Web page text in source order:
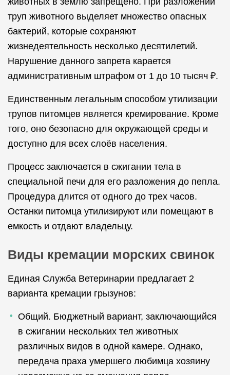
труп животного выделяет множество опасных
бактерий, которые сохраняют
жизнедеятельность несколько десятилетий.
Нарушение данного запрета карается
административным штрафом от 1 до 10 тысяч ₽.
Единственным легальным способом утилизации
трупов питомцев является кремирование. Кроме
того, оно безопасно для окружающей среды и
доступно для всех слоёв населения.
Процесс заключается в сжигании тела в
специальной печи для его разложения до пепла.
Процедура длится от одного до трех часов.
Останки питомца утилизируют или помещают в
емкость и отдают владельцу.
Виды кремации морских свинок
Единая Служба Ветеринарии предлагает 2
варианта кремации грызунов:
Общий. Бюджетный вариант, заключающийся
в сжигании нескольких тел животных
различных видов в одной камере. Однако,
передача праха умершего любимца хозяину